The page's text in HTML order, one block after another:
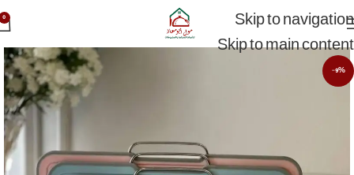
Skip to navigation
Skip to main content
0
-9%